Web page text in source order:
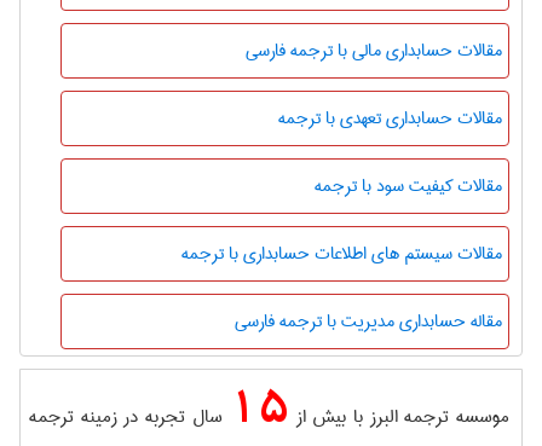
مقالات حسابداری مالی با ترجمه فارسی
مقالات حسابداری تعهدی با ترجمه
مقالات کیفیت سود با ترجمه
مقالات سیستم های اطلاعات حسابداری با ترجمه
مقاله حسابداری مدیریت با ترجمه فارسی
موسسه ترجمه البرز با بیش از 15 سال تجربه در زمینه ترجمه